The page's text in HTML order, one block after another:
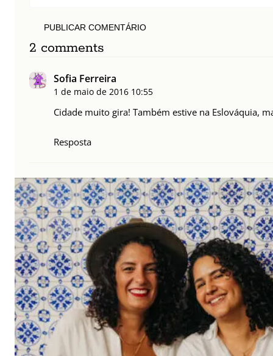
PUBLICAR COMENTÁRIO
2 comments
Sofia Ferreira
1 de maio de 2016 10:55
Cidade muito gira! Também estive na Eslováquia,
Resposta